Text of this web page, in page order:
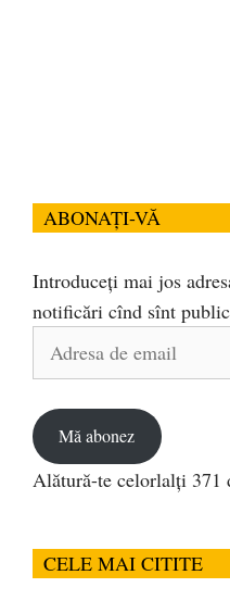
ABONAȚI-VĂ
Introduceți mai jos
notificări cînd sînt
Mă abonez
Alătură-te celorlalți 371
CELE MAI CITITE